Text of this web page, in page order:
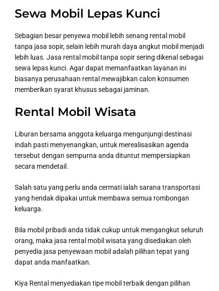
Sewa Mobil Lepas Kunci
Sebagian besar penyewa mobil lebih senang rental mobil
tanpa jasa sopir, selain lebih murah daya angkut mobil menjadi
lebih luas. Jasa rental mobil tanpa sopir sering dikenal sebagai
sewa lepas kunci. Agar dapat memanfaatkan layanan ini
biasanya perusahaan rental mewajibkan calon konsumen
memberikan syarat khusus sebagai jaminan.
Rental Mobil Wisata
Liburan bersama anggota keluarga mengunjungi destinasi
indah pasti menyenangkan, untuk merealisasikan agenda
tersebut dengan sempurna anda dituntut mempersiapkan
secara mendetail.
Salah satu yang perlu anda cermati ialah sarana transportasi
yang hendak dipakai untuk membawa semua rombongan
keluarga.
Bila mobil pribadi anda tidak cukup untuk mengangkut seluruh
orang, maka jasa rental mobil wisata yang disediakan oleh
penyedia jasa penyewaan mobil adalah pilihan tepat yang
dapat anda manfaatkan.
Kiya Rental menyediakan tipe mobil terbaik dengan pilihan